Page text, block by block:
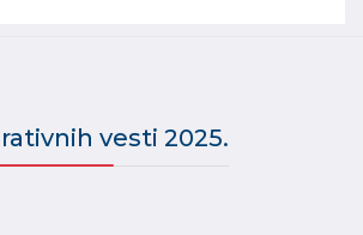
vesti 2025.